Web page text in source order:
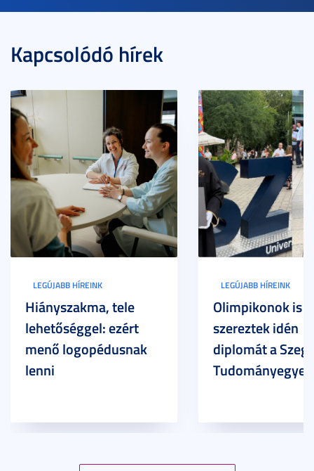
Kapcsolódó hírek
LEGÚJABB HÍREINK
Hiányszakma, tele
lehetőséggel: ezért
menő logopédusnak
lenni
LEGÚJABB HÍREINK
Olimpikonok is
szereztek idén
diplomát a